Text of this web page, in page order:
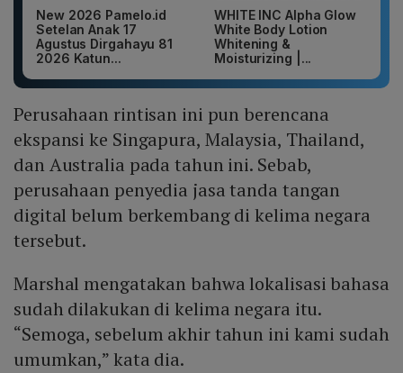
New 2026 Pamelo.id
Setelan Anak 17
Agustus Dirgahayu 81
2026 Katun...
WHITE INC Alpha Glow
White Body Lotion
Whitening &
Moisturizing |...
Perusahaan rintisan ini pun berencana
ekspansi ke Singapura, Malaysia, Thailand,
dan Australia pada tahun ini. Sebab,
perusahaan penyedia jasa tanda tangan
digital belum berkembang di kelima negara
tersebut.
Marshal mengatakan bahwa lokalisasi bahasa
sudah dilakukan di kelima negara itu.
“Semoga, sebelum akhir tahun ini kami sudah
umumkan,” kata dia.